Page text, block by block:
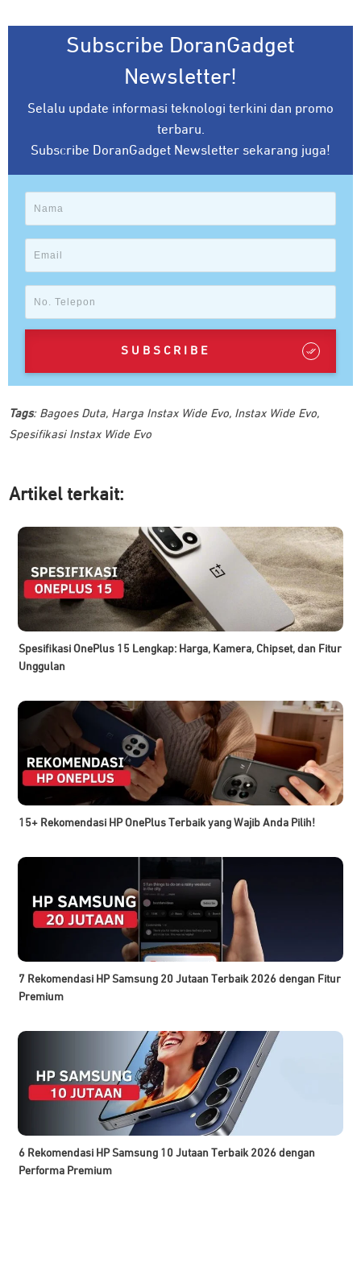
Subscribe DoranGadget
Newsletter!
Selalu update informasi teknologi terkini dan promo
terbaru.
Subscribe DoranGadget Newsletter sekarang juga!
SUBSCRIBE
Tags: Bagoes Duta, Harga Instax Wide Evo, Instax Wide Evo,
Spesifikasi Instax Wide Evo
Artikel terkait:
Spesifikasi OnePlus 15 Lengkap: Harga, Kamera, Chipset, dan Fitur
Unggulan
15+ Rekomendasi HP OnePlus Terbaik yang Wajib Anda Pilih!
7 Rekomendasi HP Samsung 20 Jutaan Terbaik 2026 dengan Fitur
Premium
6 Rekomendasi HP Samsung 10 Jutaan Terbaik 2026 dengan
Performa Premium